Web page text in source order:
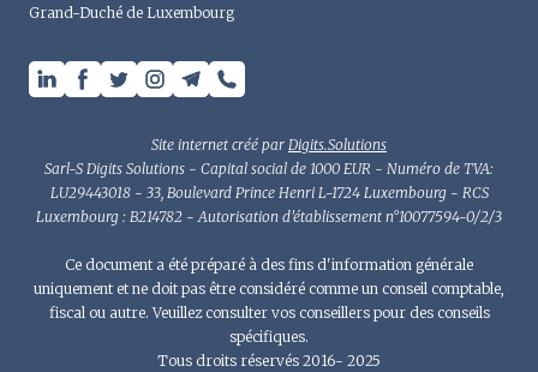
Grand-Duché de Luxembourg
Site internet créé par Digits.Solutions
Sarl-S Digits Solutions - Capital social de 1000 EUR - Numéro de TVA:
LU29443018 - 33, Boulevard Prince Henri L-1724 Luxembourg - RCS
Luxembourg : B214782 - Autorisation d'établissement n°10077594-0/2/3
Ce document a été préparé à des fins d'information générale
uniquement et ne doit pas être considéré comme un conseil comptable,
fiscal ou autre. Veuillez consulter vos conseillers pour des conseils
spécifiques.
Tous droits réservés 2016- 2025